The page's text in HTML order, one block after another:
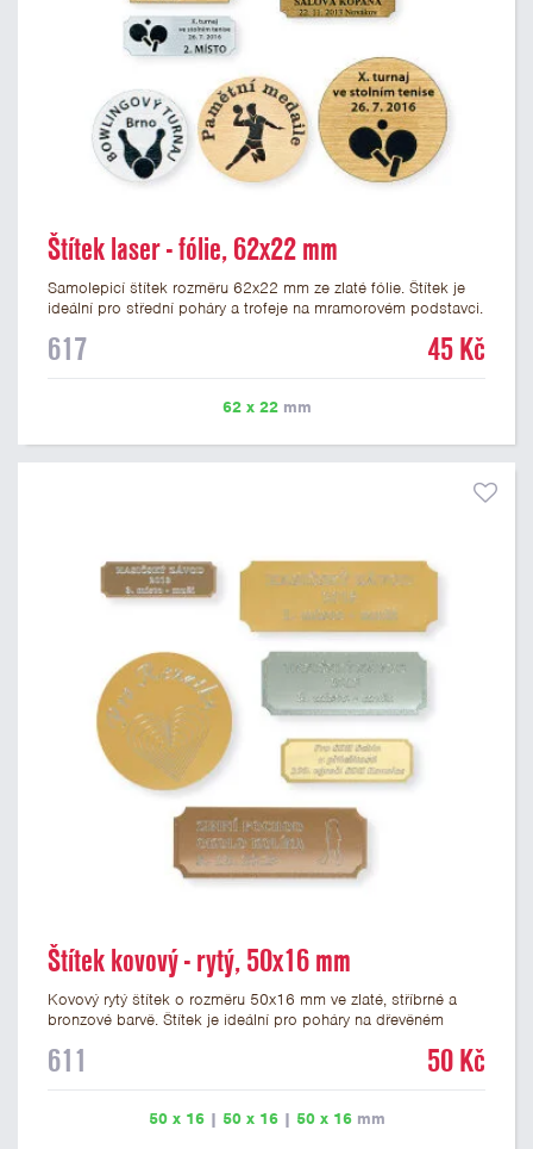
Štítek laser - fólie, 62x22 mm
Samolepicí štítek rozměru 62x22 mm ze zlaté fólie. Štítek je
ideální pro střední poháry a trofeje na mramorovém podstavci.
textu doporučujeme maximálně 3 řádky, aby byla zachována
prvním kroku objednávky.
617 45 Kč
62 x 22mm
Štítek kovový - rytý, 50x16 mm
Kovový rytý štítek o rozměru 50x16 mm ve zlaté, stříbrné a
bronzové barvě. Štítek je ideální pro poháry na dřevěném
nebo text. U textu doporučujeme maximálně 3 řádky, aby byla
možné přiložit v prvním kroku objednávky.
611 50 Kč
50 x 16| 50 x 16| 50 x 16mm